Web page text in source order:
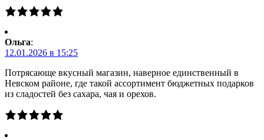
Ольга:
12.01.2026 в 15:25
Потрясающе вкусный магазин, наверное единственный в
Невском районе, где такой ассортимент бюджетных подарков
из сладостей без сахара, чая и орехов.